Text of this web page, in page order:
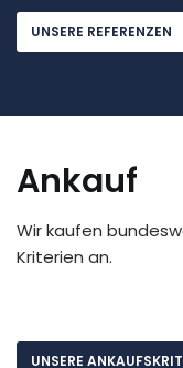
UNSERE REFERENZEN
Ankauf
Wir kaufen
Kriterien an.
UNSERE